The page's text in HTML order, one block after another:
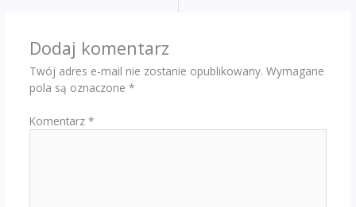
Dodaj komentarz
Twój adres e-mail nie zostanie opublikowany. Wymagane
pola są oznaczone *
Komentarz *